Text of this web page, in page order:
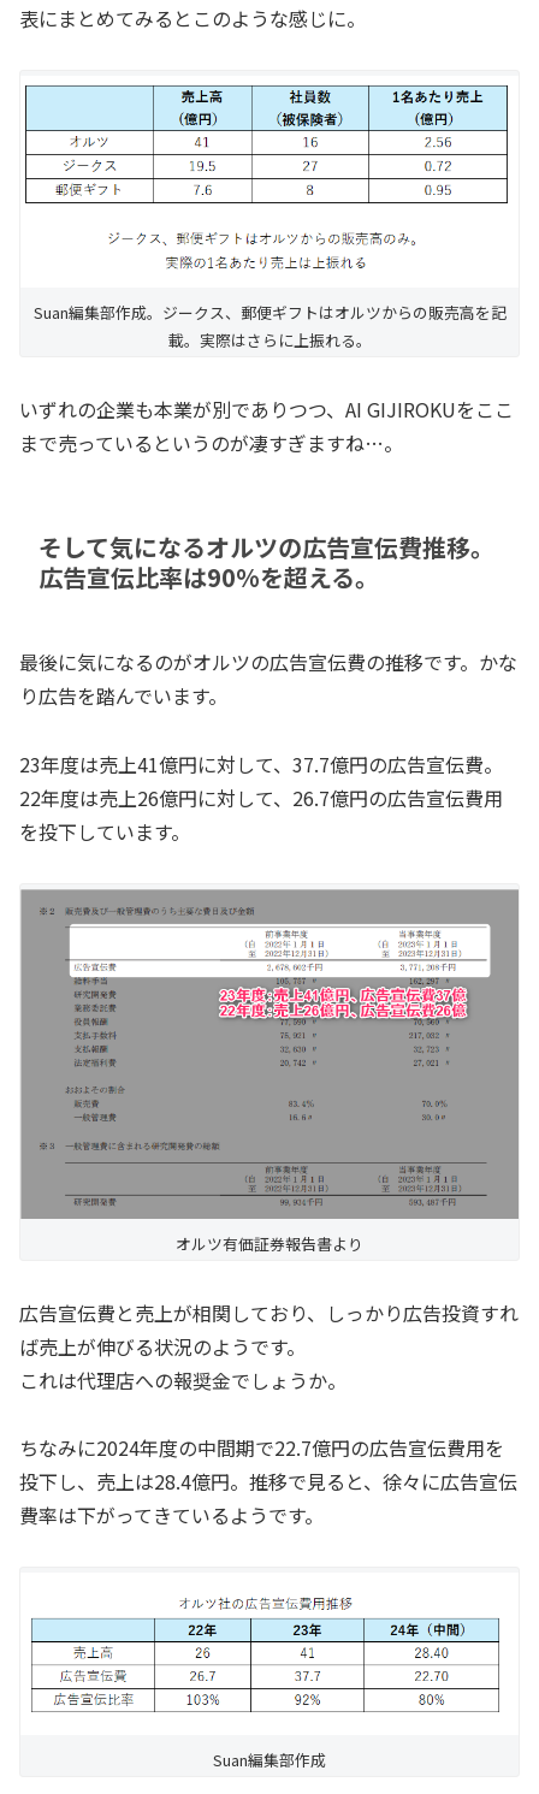
表にまとめてみるとこのような感じに。
Suan編集部作成。ジークス、郵便ギフトはオルツからの販売高を記
載。実際はさらに上振れる。
いずれの企業も本業が別でありつつ、AI GIJIROKUをここ
まで売っているというのが凄すぎますね…。
そして気になるオルツの広告宣伝費推移。
広告宣伝比率は90%を超える。
最後に気になるのがオルツの広告宣伝費の推移です。かな
り広告を踏んでいます。
23年度は売上41億円に対して、37.7億円の広告宣伝費。
22年度は売上26億円に対して、26.7億円の広告宣伝費用
を投下しています。
オルツ有価証券報告書より
広告宣伝費と売上が相関しており、しっかり広告投資すれ
ば売上が伸びる状況のようです。
これは代理店への報奨金でしょうか。
ちなみに2024年度の中間期で22.7億円の広告宣伝費用を
投下し、売上は28.4億円。推移で見ると、徐々に広告宣伝
費率は下がってきているようです。
Suan編集部作成